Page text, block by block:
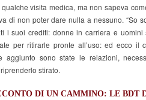
visita medica, ma non sapeva
di non poter dare nulla a nessuno. “So
i suoi crediti: donne in carriera e uomini
per ritirarle pronte all’uso: ed ecco il
aggiunto sono state le relazioni,
stirato.
DI UN CAMMINO: LE BDT